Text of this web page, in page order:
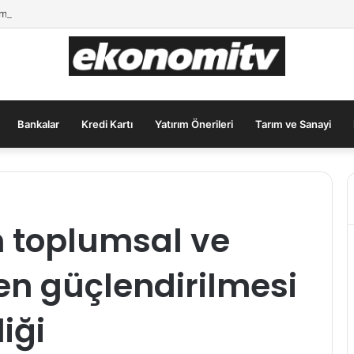
İçin Güvenli Liman: Altın Hâlâ İlk Sırada mı?
Bankalar Kredi Kartı Yatırım Önerileri Tarım ve Sanayi
toplumsal ve
güçlendirilmesi